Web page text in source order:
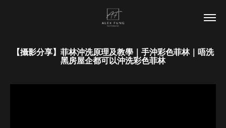
【攝影分享】菲林沖洗原理及教學｜手沖彩色菲林｜唔洗
黑房屋企都可以沖洗彩色菲林